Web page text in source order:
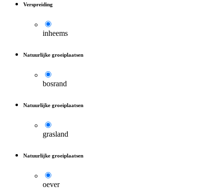
Verspreiding
inheems
Natuurlijke groeiplaatsen
bosrand
Natuurlijke groeiplaatsen
grasland
Natuurlijke groeiplaatsen
oever